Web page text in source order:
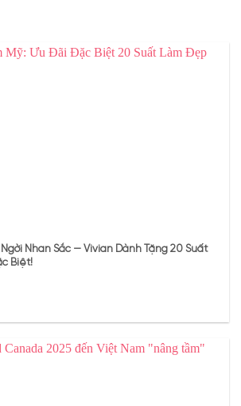
Nhan Sắc — Vivian Dành Tặng 20 Suất
Biệt!